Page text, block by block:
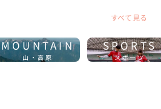
すべて見る
MOUNTAIN
山・高原
SPORTS
スポーツ